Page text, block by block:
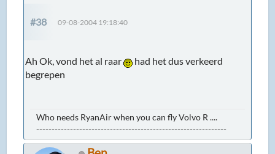
#38 09-08-2004 19:18:40
Ah Ok, vond het al raar
had het dus verkeerd
begrepen
Who needs RyanAir when you can fly Volvo R ....
--------------------------------------------------------------